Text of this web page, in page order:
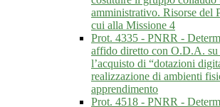
amministrativo. Risorse del
cui alla Missione 4
Prot. 4335 - PNRR -
affido diretto con O.D.A.
l’acquisto di “dotazioni
realizzazione di ambienti
apprendimento
Prot. 4518 - PNRR -